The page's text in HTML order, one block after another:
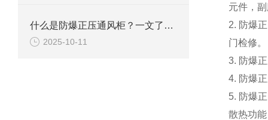
什么是防爆正压通风柜？一文了解其定义、原理及应用
2025-10-11
元件，
2. 防爆
门检修。
3. 防爆
4. 防爆
5. 防爆
散热功